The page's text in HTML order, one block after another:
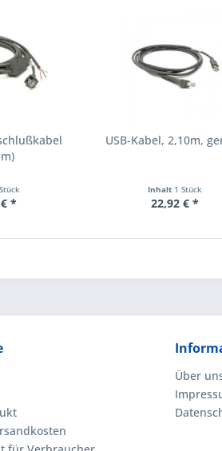
*
USB-Kabel, 2,10m,
Inhalt 1 Stück
22,92 € *
Über